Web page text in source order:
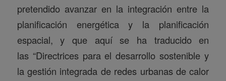
pretendido avanzar en la integración entre la
planificación energética y la planificación
espacial, y que aquí se ha traducido en
las “Directrices para el desarrollo sostenible y
la gestión integrada de redes urbanas de calor